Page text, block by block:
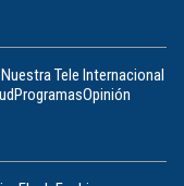
Nuestra Tele Internacional
ProgramasOpinión